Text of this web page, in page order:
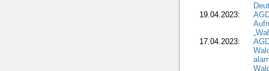
19.04.2023:
17.04.2023: